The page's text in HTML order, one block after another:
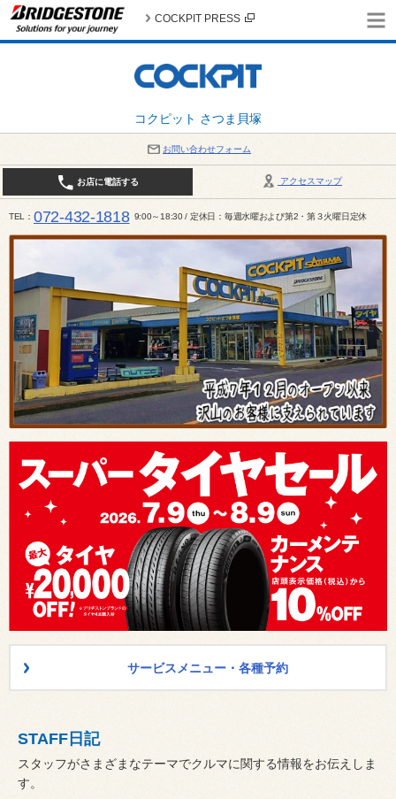
コクピット さつま貝塚
COCKPIT PRESS
お問い合わせフォーム
アクセスマップ
お店に電話する
TEL 072-432-1818 9:00～18:30 / 定休日：毎週水曜および第2・第３火曜日定休
サービスメニュー・各種予約
STAFF日記
スタッフがさまざまなテーマでクルマに関する情報をお伝えしま
す。